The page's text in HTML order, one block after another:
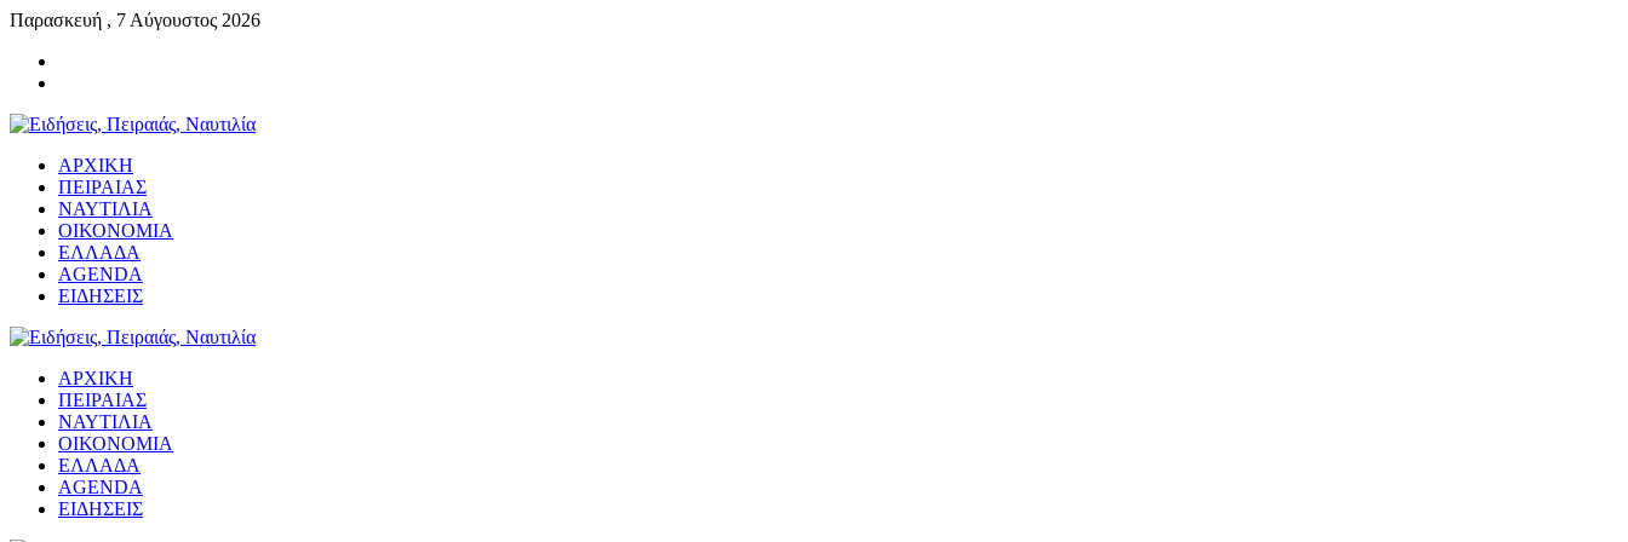
Παρασκευή , 7 Αύγουστος 2026
ΑΡΧΙΚΗ
ΠΕΙΡΑΙΑΣ
ΝΑΥΤΙΛΙΑ
ΟΙΚΟΝΟΜΙΑ
ΕΛΛΑΔΑ
AGENDA
ΕΙΔΗΣΕΙΣ
ΑΡΧΙΚΗ
ΠΕΙΡΑΙΑΣ
ΝΑΥΤΙΛΙΑ
ΟΙΚΟΝΟΜΙΑ
ΕΛΛΑΔΑ
AGENDA
ΕΙΔΗΣΕΙΣ